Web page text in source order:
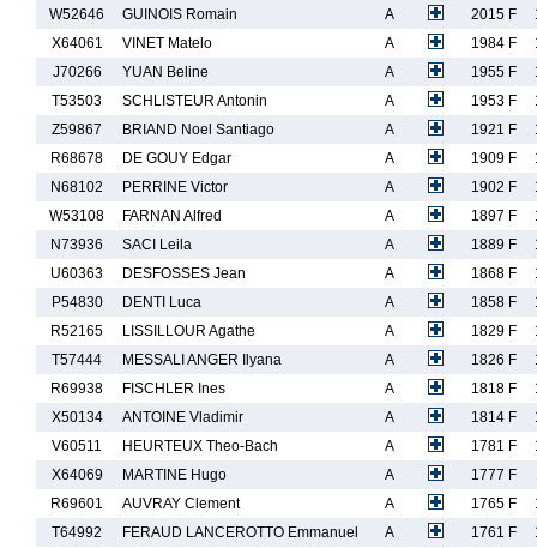
W52646
GUINOIS Romain A 2015 F
X64061
VINET Matelo A 1984 F
J70266
YUAN Beline A 1955 F
T53503
SCHLISTEUR Antonin A 1953 F
Z59867
BRIAND Noel Santiago A 1921 F
R68678
DE GOUY Edgar A 1909 F
N68102
PERRINE Victor A 1902 F
W53108
FARNAN Alfred A 1897 F
N73936
SACI Leila A 1889 F
U60363
DESFOSSES Jean A 1868 F
P54830
DENTI Luca A 1858 F
R52165
LISSILLOUR Agathe A 1829 F
T57444
MESSALI ANGER Ilyana A 1826 F
R69938
FISCHLER Ines A 1818 F
X50134
ANTOINE Vladimir A 1814 F
V60511
HEURTEUX Theo-Bach A 1781 F
X64069
MARTINE Hugo A 1777 F
R69601
AUVRAY Clement A 1765 F
T64992
FERAUD LANCEROTTO Emmanuel A 1761 F